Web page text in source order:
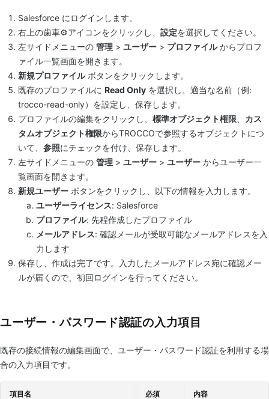
Salesforce にログインします。
右上の歯車⚙️アイコンをクリックし、 設定を選択してください。
左サイドメニューの 管理 > ユーザー > プロファイルからプロフ
ァイル一覧画面を開きます。
新規プロファイルボタンをクリックします。
既存のプロファイルに Read Only を選択し、適当な名前（例:
trocco-read-only）を設定し、保存します。
プロファイルの編集をクリックし、 標準オブジェクト権限
カス
タムオブジェクト権限からTROCCOで参照するオブジェクトにつ
いて、 参照にチェックを付け、保存します。
左サイドメニューの 管理 > ユーザー > ユーザー からユーザー一
覧画面を開きます。
新規ユーザー ボタンをクリックし、以下の情報を入力します。
ユーザーライセンス: Salesforce
プロファイル: 先程作成したプロファイル
メールアドレス: 確認メールが受取可能なメールアドレスを入
力します
保存し、作成は完了です。入力したメールアドレス宛に確認メー
ルが届くので、初回ログインを行ってください。
ユーザー・パスワード認証の入力項目
既存の接続情報の編集画面で、ユーザー・パスワード認証を利用する場
合の入力項目です。
項目名 必須 内容